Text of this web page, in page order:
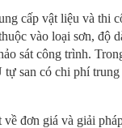
cấp vật liệu và thi
vào loại sơn, độ
sát công trình.
tự san có chi phí
đơn giá và giải